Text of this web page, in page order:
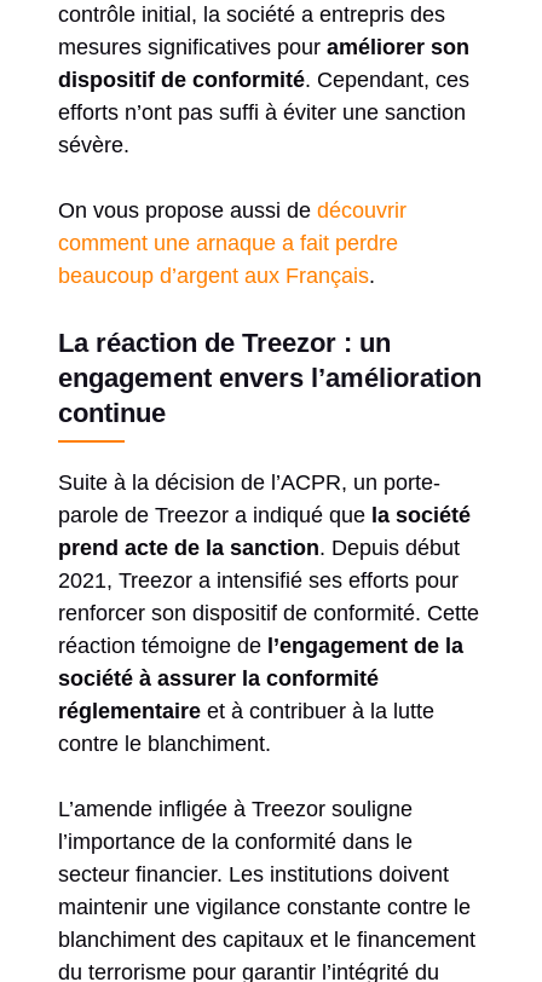
contrôle initial, la société a entrepris des
mesures significatives pour améliorer son
dispositif de conformité. Cependant, ces
efforts n’ont pas suffi à éviter une sanction
sévère.
On vous propose aussi de découvrir
comment une arnaque a fait perdre
beaucoup d’argent aux Français.
La réaction de Treezor : un
engagement envers l’amélioration
continue
Suite à la décision de l’ACPR, un porte-
parole de Treezor a indiqué que la société
prend acte de la sanction. Depuis début
2021, Treezor a intensifié ses efforts pour
renforcer son dispositif de conformité. Cette
réaction témoigne de l’engagement de la
société à assurer la conformité
réglementaire et à contribuer à la lutte
contre le blanchiment.
L’amende infligée à Treezor souligne
l’importance de la conformité dans le
secteur financier. Les institutions doivent
maintenir une vigilance constante contre le
blanchiment des capitaux et le financement
du terrorisme pour garantir l’intégrité du